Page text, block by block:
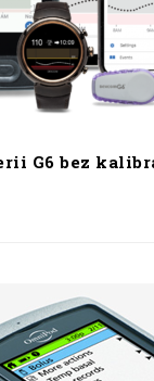
G6 bez